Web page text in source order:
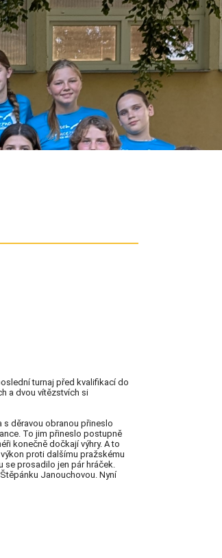
turnaj před kvalifikací do
a dvou vítězstvích si
s děravou obranou přineslo
To jim přineslo postupně
konečně dočkají výhry. A to
proti dalšímu pražskému
se prosadilo jen pár hráček.
Janouchovou. Nyní